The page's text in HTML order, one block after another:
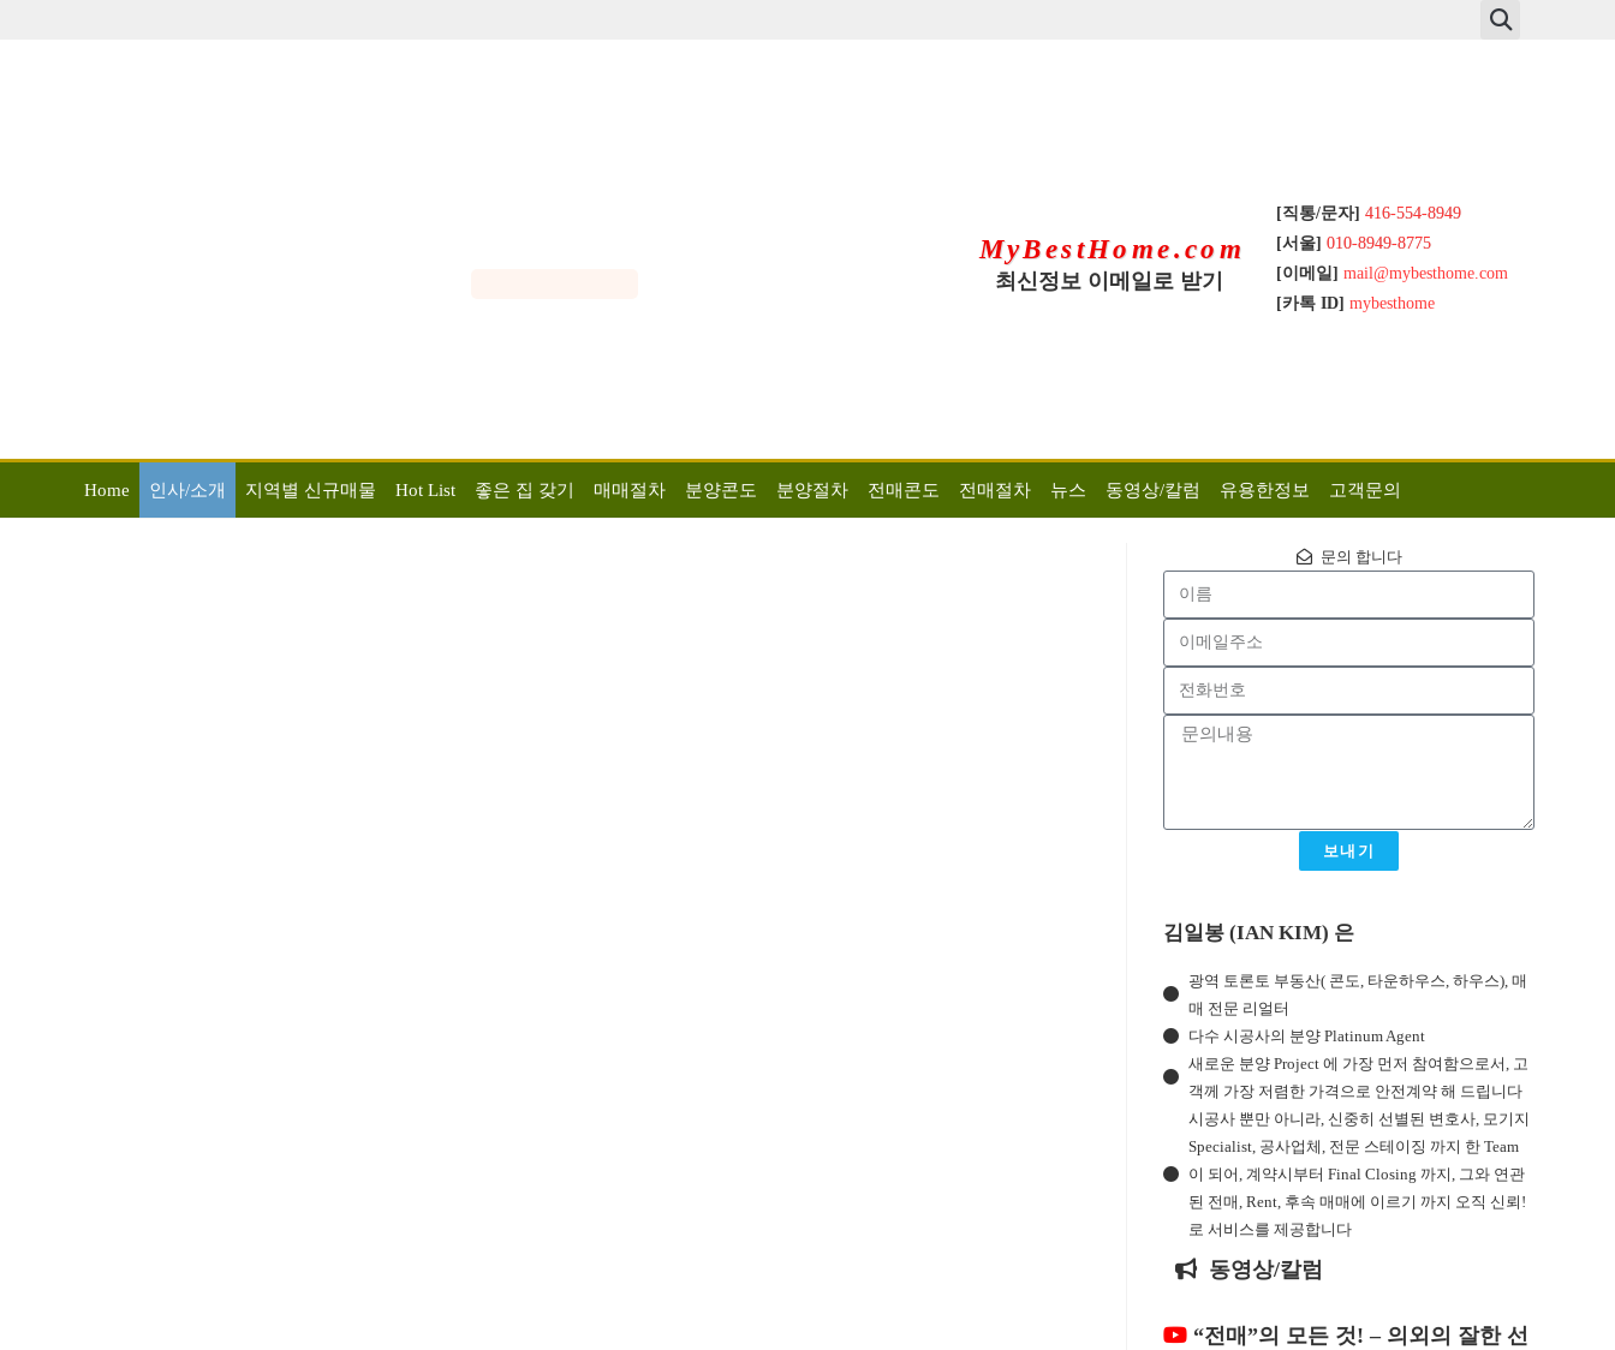
MyBestHome.com
최신정보 이메일로 받기
[직통/문자] 416-554-8949
[서울] 010-8949-8775
[이메일] mail@mybesthome.com
[카톡 ID] mybesthome
Home 인사/소개 지역별 신규매물 Hot List 좋은 집 갖기 매매절차 분양콘도 분양절차 전매콘도 전매절차 뉴스 동영상/칼럼 유용한정보 고객문의
문의 합니다
보내기
김일봉 (IAN KIM) 은
광역 토론토 부동산( 콘도, 타운하우스, 하우스), 매
매 전문 리얼터
다수 시공사의 분양 Platinum Agent
새로운 분양 Project 에 가장 먼저 참여함으로서, 고
객께 가장 저렴한 가격으로 안전계약 해 드립니다
시공사 뿐만 아니라, 신중히 선별된 변호사, 모기지
Specialist, 공사업체, 전문 스테이징 까지 한 Team
이 되어, 계약시부터 Final Closing 까지, 그와 연관
된 전매, Rent, 후속 매매에 이르기 까지 오직 신뢰!
로 서비스를 제공합니다
동영상/칼럼
“전매”의 모든 것! – 의외의 잘한 선